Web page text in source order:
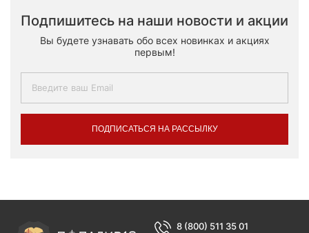
Подпишитесь на наши новости и акции
Вы будете узнавать обо всех новинках и акциях
первым!
ПОДПИСАТЬСЯ НА РАССЫЛКУ
8 (800) 511 35 01